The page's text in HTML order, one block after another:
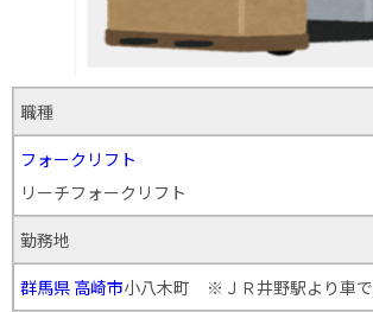
職種
フォークリフト
リーチフォークリフト
勤務地
群馬県 高崎市小八木町 ※ＪＲ井野駅より車